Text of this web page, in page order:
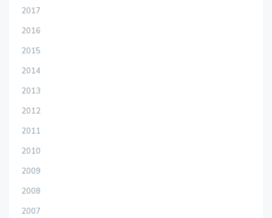
2017
2016
2015
2014
2013
2012
2011
2010
2009
2008
2007